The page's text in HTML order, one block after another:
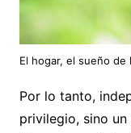
El hogar, el sueño de
Por lo tanto,
privilegio, sino